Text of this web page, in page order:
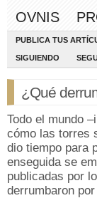
OVNIS
PUBLICA TUS
SIGUIENDO
¿Qué
Todo el mundo
cómo las torres
dio tiempo para
enseguida se
publicadas por
derrumbaron